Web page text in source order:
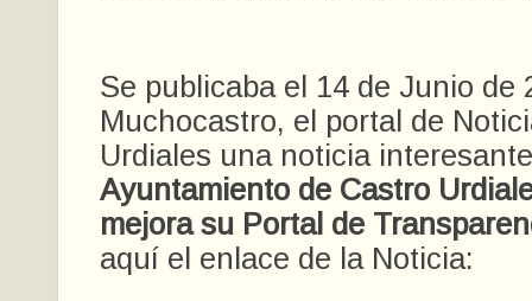
Se publicaba el 14 de Junio de
Muchocastro, el portal de
Urdiales una noticia
Ayuntamiento de Castro
mejora su Portal de
aquí el enlace de la Noticia: